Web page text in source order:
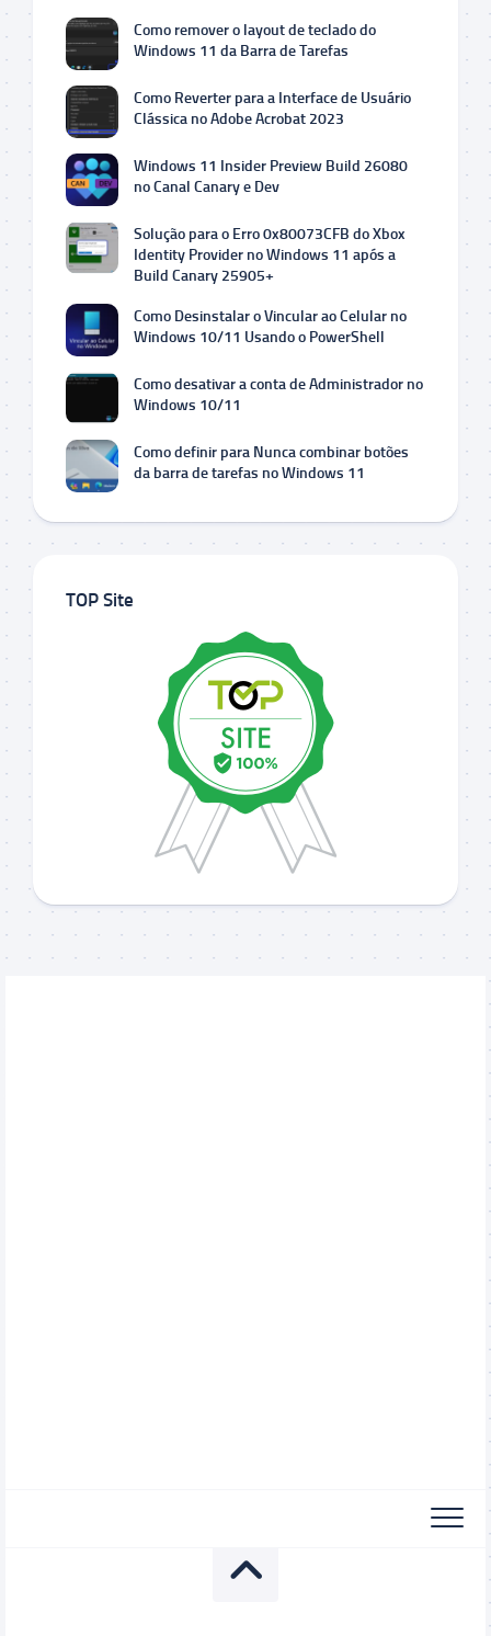
Como remover o layout de teclado do
Windows 11 da Barra de Tarefas
Como Reverter para a Interface de Usuário
Clássica no Adobe Acrobat 2023
Windows 11 Insider Preview Build 26080
no Canal Canary e Dev
Solução para o Erro 0x80073CFB do Xbox
Identity Provider no Windows 11 após a
Build Canary 25905+
Como Desinstalar o Vincular ao Celular no
Windows 10/11 Usando o PowerShell
Como desativar a conta de Administrador no
Windows 10/11
Como definir para Nunca combinar botões
da barra de tarefas no Windows 11
TOP Site